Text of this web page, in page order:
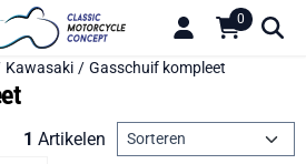
Kies instellingen of sta alle
0
Kawasaki / Gasschuif kompleet
1 Artikelen Sorteermethode